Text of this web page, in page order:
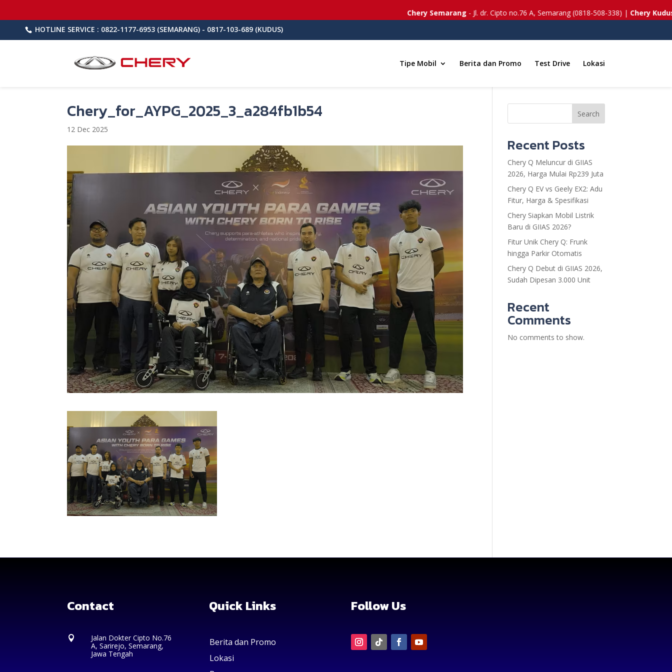
HOTLINE SERVICE : 0822-1177-6953 (SEMARANG) - 0817-103-689 (KUDUS)
Tipe Mobil Berita dan Promo Test Drive Lokasi
Chery_for_AYPG_2025_3_a284fb1b54
12 Dec 2025
Chery Semarang- Jl. dr. Cipto no.76 A, Semarang (0818-508-338) |Chery Kudus- Jl.
Search
Recent Posts
Chery Q Meluncur di GIIAS
2026, Harga Mulai Rp239 Juta
Chery Q EV vs Geely EX2: Adu
Fitur, Harga & Spesifikasi
Chery Siapkan Mobil Listrik
Baru di GIIAS 2026?
Fitur Unik Chery Q: Frunk
hingga Parkir Otomatis
Chery Q Debut di GIIAS 2026,
Sudah Dipesan 3.000 Unit
Recent
Comments
No comments to show.
Contact

Jalan Dokter Cipto No.76
A, Sarirejo, Semarang,
Jawa Tengah
Quick Links
Berita dan Promo
Lokasi
Follow Us